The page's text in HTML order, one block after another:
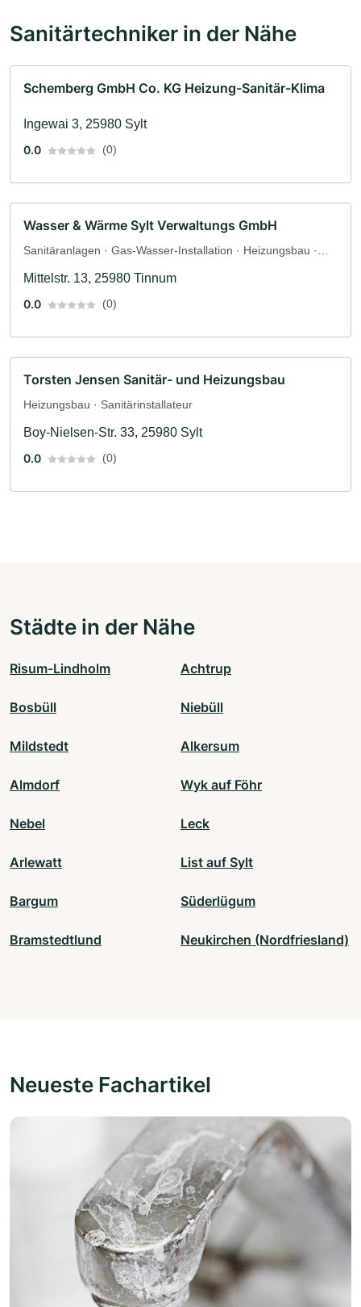
Sanitärtechniker in der Nähe
Schemberg GmbH Co. KG Heizung-Sanitär-Klima
Ingewai 3, 25980 Sylt
0.0
(0)
Wasser & Wärme Sylt Verwaltungs GmbH
Sanitäranlagen · Gas-Wasser-Installation · Heizungsbau ·
Mittelstr. 13, 25980 Tinnum
0.0
(0)
Torsten Jensen Sanitär- und Heizungsbau
Heizungsbau · Sanitärinstallateur
Boy-Nielsen-Str. 33, 25980 Sylt
0.0
(0)
Städte in der Nähe
Risum-Lindholm Achtrup
Bosbüll Niebüll
Mildstedt Alkersum
Almdorf Wyk auf Föhr
Nebel Leck
Arlewatt List auf Sylt
Bargum Süderlügum
Bramstedtlund Neukirchen (Nordfriesland)
Neueste Fachartikel